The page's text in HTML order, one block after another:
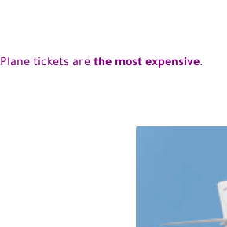
Plane tickets are the most expensive.